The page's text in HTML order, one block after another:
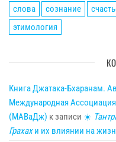
слова
сознание
этимология
Книга Джатака-Бхаранам.
Международная
(МАВаДж) к записи ☀
Грахахи их влиянии на